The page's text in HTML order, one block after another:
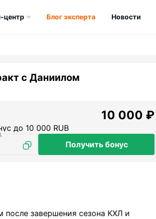
центр Блог эксперта Новости
с Даниилом
10 000 ₽
до 10 000 RUB
Получить бонус
после завершения сезона КХЛ и